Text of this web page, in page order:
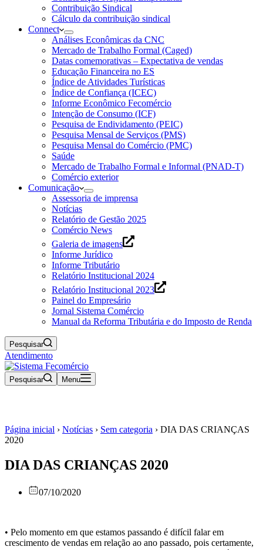
Contribuição Sindical
Cálculo da contribuição sindical
Connect
Análises Econômicas da CNC
Mercado de Trabalho Formal (Caged)
Datas comemorativas – Expectativa de vendas
Educação Financeira no ES
Índice de Atividades Turísticas
Índice de Confiança (ICEC)
Informe Econômico Fecomércio
Intenção de Consumo (ICF)
Pesquisa de Endividamento (PEIC)
Pesquisa Mensal de Serviços (PMS)
Pesquisa Mensal do Comércio (PMC)
Saúde
Mercado de Trabalho Formal e Informal (PNAD-T)
Comércio exterior
Comunicação
Assessoria de imprensa
Notícias
Relatório de Gestão 2025
Comércio News
Galeria de imagens
Informe Jurídico
Informe Tributário
Relatório Institucional 2024
Relatório Institucional 2023
Painel do Empresário
Jornal Sistema Comércio
Manual da Reforma Tributária e do Imposto de Renda
Pesquisar
Atendimento
Pesquisar Menu
Página inicial › Notícias › Sem categoria › DIA DAS CRIANÇAS
2020
DIA DAS CRIANÇAS 2020
07/10/2020
• Pelo momento em que estamos passando é difícil falar em
crescimento de vendas em relação ao ano passado, pois certamente,